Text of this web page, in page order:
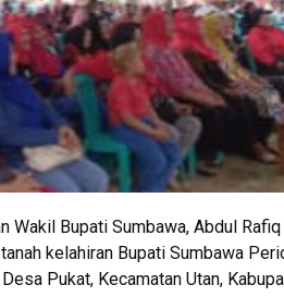
Wakil Bupati Sumbawa, Abdul
kelahiran Bupati Sumbawa
Pukat, Kecamatan Utan,